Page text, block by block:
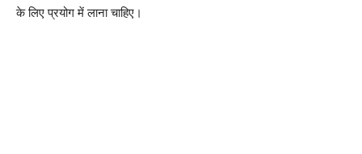
के लिए प्रयोग में लाना चाहिए।